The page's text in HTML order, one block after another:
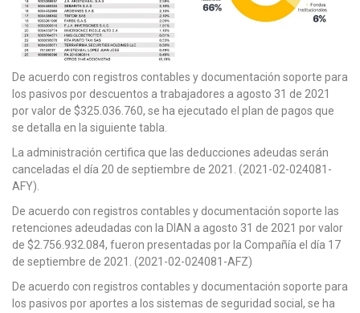
De acuerdo con registros contables y documentación soporte para
los pasivos por descuentos a trabajadores a agosto 31 de 2021
por valor de $325.036.760, se ha ejecutado el plan de pagos que
se detalla en la siguiente tabla.
La administración certifica que las deducciones adeudas serán
canceladas el día 20 de septiembre de 2021. (2021-02-024081-
AFY).
De acuerdo con registros contables y documentación soporte las
retenciones adeudadas con la DIAN a agosto 31 de 2021 por valor
de $2.756.932.084, fueron presentadas por la Compañía el día 17
de septiembre de 2021. (2021-02-024081-AFZ)
De acuerdo con registros contables y documentación soporte para
los pasivos por aportes a los sistemas de seguridad social, se ha